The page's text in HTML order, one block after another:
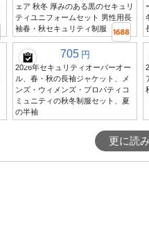
ェア 秋冬 厚みのある黒のセキュリ
ティユニフォームセット 男性用長
袖春・秋セキュリティ制服
705 円
2026年セキュリティオーバーオー
ル、春・秋の長袖ジャケット、メ
ンズ・ウィメンズ・プロパティコ
ミュニティの秋冬制服セット、夏
の半袖
更に読